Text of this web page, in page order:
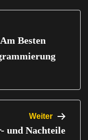
Besten
Weiter
und Nachteile